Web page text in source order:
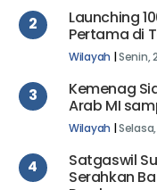
2
Launching
Pertama di
3
Kemenag
Arab MI
4
Satgaswil